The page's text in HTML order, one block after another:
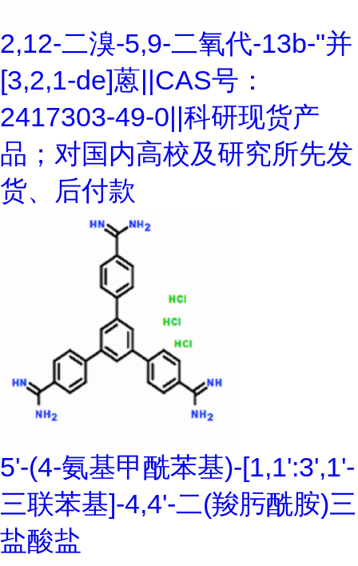
2,12-二溴-5,9-二氧代-13b-"并
[3,2,1-de]蒽||CAS号：
2417303-49-0||科研现货产
品；对国内高校及研究所先发
货、后付款
5'-(4-氨基甲酰苯基)-[1,1':3',1'-
三联苯基]-4,4'-二(羧肟酰胺)三
盐酸盐